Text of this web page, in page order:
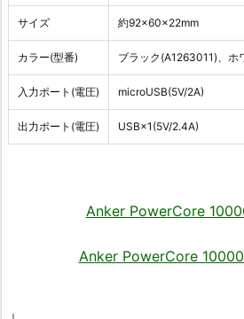
サイズ 約92×60×22mm
カラー(型番) ブラック(A1263011)、ホ
入力ポート(電圧) microUSB(5V/2A)
出力ポート(電圧) USB×1(5V/2.4A)
Anker PowerCore
Anker PowerCore